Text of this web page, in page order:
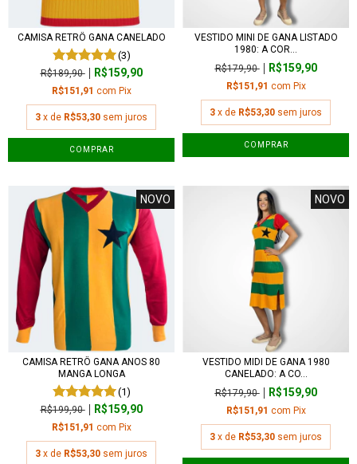
CAMISA RETRÔ GANA CANELADO
(3)
R$189,90 R$159,90
R$151,91 com Pix
3 x de R$53,30 sem juros
COMPRAR
VESTIDO MINI DE GANA LISTADO
1980: A COR...
R$179,90
R$159,90
R$151,91 com Pix
3 x de R$53,30 sem juros
COMPRAR
NOVO
CAMISA RETRÔ GANA ANOS 80
MANGA LONGA
(1)
R$199,90 R$159,90
R$151,91 com Pix
3 x de R$53,30 sem juros
NOVO
VESTIDO MIDI DE GANA 1980
CANELADO: A CO...
R$179,90
R$159,90
R$151,91 com Pix
3 x de R$53,30 sem juros